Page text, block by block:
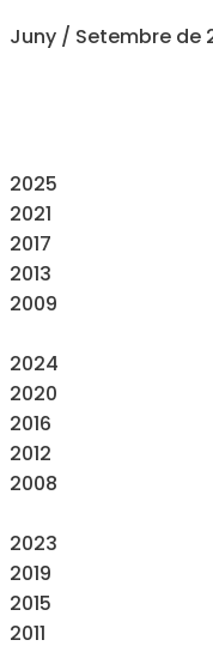
Juny / Setembre de
2025
2021
2017
2013
2009
2024
2020
2016
2012
2008
2023
2019
2015
2011